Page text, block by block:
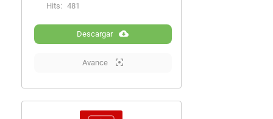
Hits: 481
Descargar
Avance